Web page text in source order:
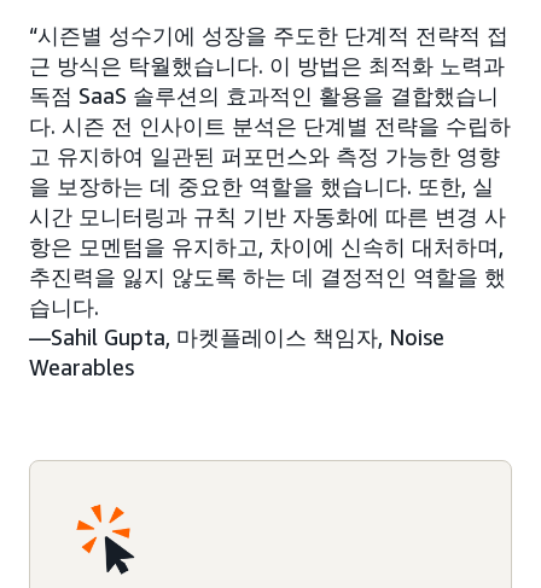
“시즌별 성수기에 성장을 주도한 단계적 전략적 접
근 방식은 탁월했습니다. 이 방법은 최적화 노력과
독점 SaaS 솔루션의 효과적인 활용을 결합했습니
다. 시즌 전 인사이트 분석은 단계별 전략을 수립하
고 유지하여 일관된 퍼포먼스와 측정 가능한 영향
을 보장하는 데 중요한 역할을 했습니다. 또한, 실
시간 모니터링과 규칙 기반 자동화에 따른 변경 사
항은 모멘텀을 유지하고, 차이에 신속히 대처하며,
추진력을 잃지 않도록 하는 데 결정적인 역할을 했
습니다.
—Sahil Gupta, 마켓플레이스 책임자, Noise
Wearables